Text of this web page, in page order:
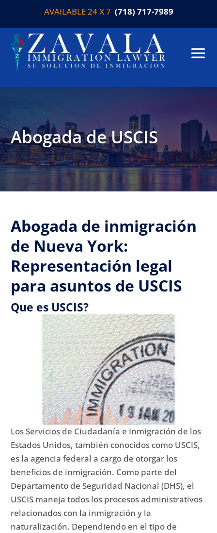
AVAILABLE 24 X 7 (718) 717-7989
Abogada de USCIS
Abogada de inmigración
de Nueva York:
Representación legal
para asuntos de USCIS
Que es USCIS?
Los Servicios de Ciudadanía e Inmigración de los
Estados Unidos, también conocidos como USCIS,
es la agencia federal a cargo de otorgar los
beneficios de inmigración. Como parte del
Departamento de Seguridad Nacional (DHS), el
USCIS maneja todos los procesos administrativos
relacionados con la inmigración y la
naturalización. Dependiendo en el tipo de